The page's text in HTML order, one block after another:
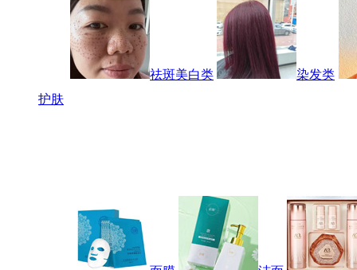
祛斑美白类
染发类
护肤